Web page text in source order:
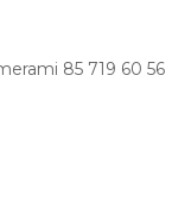
85 719 60 56